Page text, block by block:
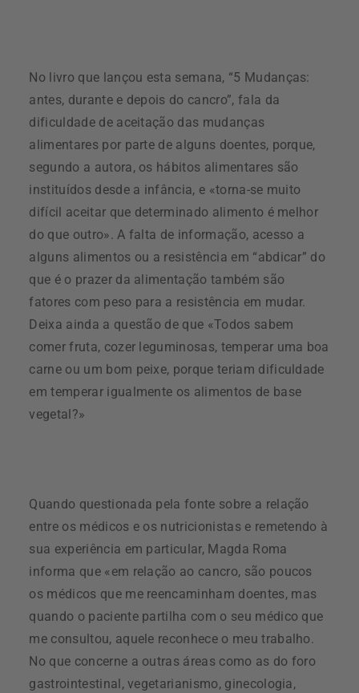
No livro que lançou esta semana, “5 Mudanças:
antes, durante e depois do cancro”, fala da
dificuldade de aceitação das mudanças
alimentares por parte de alguns doentes, porque,
segundo a autora, os hábitos alimentares são
instituídos desde a infância, e «torna-se muito
difícil aceitar que determinado alimento é melhor
do que outro». A falta de informação, acesso a
alguns alimentos ou a resistência em “abdicar” do
que é o prazer da alimentação também são
fatores com peso para a resistência em mudar.
Deixa ainda a questão de que «Todos sabem
comer fruta, cozer leguminosas, temperar uma boa
carne ou um bom peixe, porque teriam dificuldade
em temperar igualmente os alimentos de base
vegetal?»
Quando questionada pela fonte sobre a relação
entre os médicos e os nutricionistas e remetendo à
sua experiência em particular, Magda Roma
informa que «em relação ao cancro, são poucos
os médicos que me reencaminham doentes, mas
quando o paciente partilha com o seu médico que
me consultou, aquele reconhece o meu trabalho.
No que concerne a outras áreas como as do foro
gastrointestinal, vegetarianismo, ginecologia,